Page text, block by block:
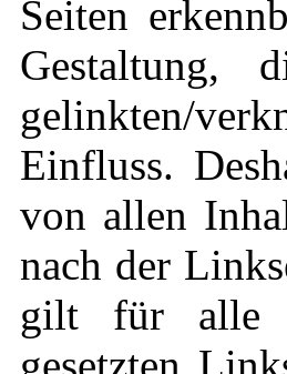
Seiten
Gestaltung,
gelinkten/
Einfluss.
von allen
nach der
gilt für alle